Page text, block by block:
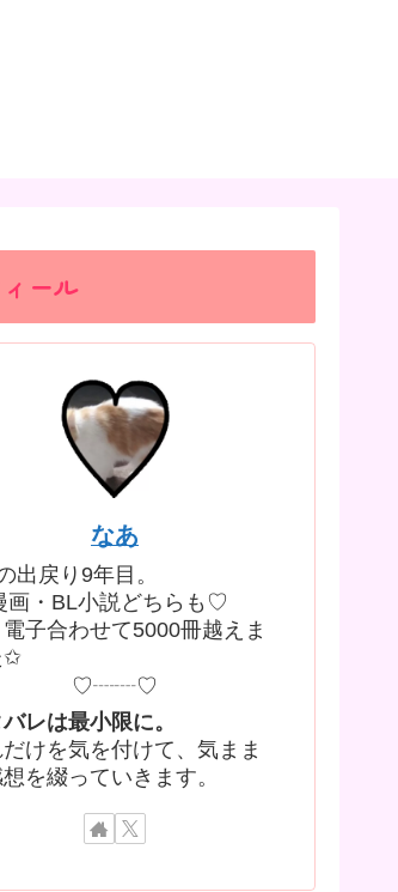
ール
なあ
出戻り9年目。
画・BL小説どちらも♡
子合わせて5000冊越えま
✩
♡┈┈♡
レは最小限に。
だけを気を付けて、気まま
を綴っていきます。